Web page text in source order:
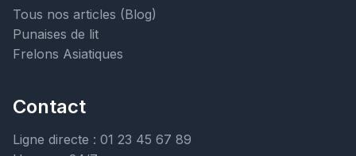
Tous nos articles (Blog)
Punaises de lit
Frelons Asiatiques
Contact
Ligne directe : 01 23 45 67 89